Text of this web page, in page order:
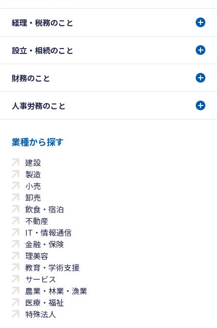
経理・税務のこと
設立・相続のこと
財務のこと
人事労務のこと
業種から探す
建設
製造
小売
卸売
飲食・宿泊
不動産
IT・情報通信
金融・保険
理美容
教育・学術支援
サービス
農業・林業・漁業
医療・福祉
特殊法人